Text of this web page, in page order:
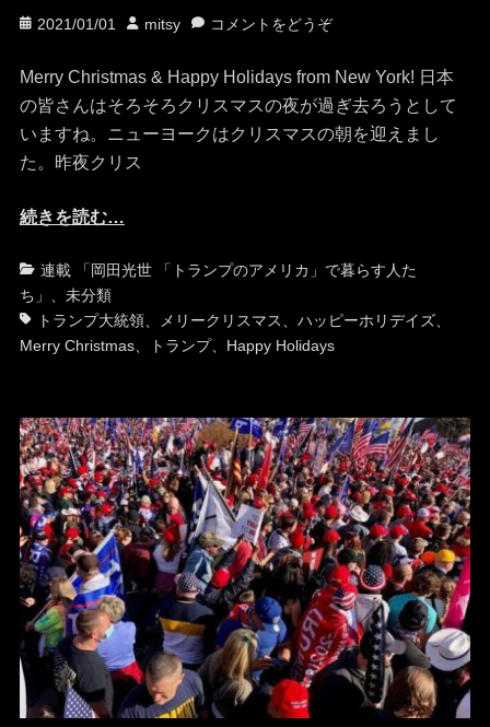
投
日
2021/01/01
投
者
mitsy コメントをどうぞ
Merry Christmas & Happy Holidays from New York! 日本
の皆さんはそろそろクリスマスの夜が過ぎ去ろうとして
いますね。ニューヨークはクリスマスの朝を迎えまし
た。昨夜クリス
続きを読む…
カ
テ
ゴ
リ
連載 「岡田光世 「トランプのアメリカ」で暮らす人た
ち」
未分類
トランプ大統領、 メリークリスマス ハッピーホリデイズ、
Merry Christmas、 トランプ、 Happy Holidays